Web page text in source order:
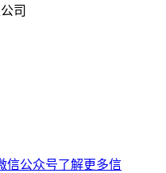
信公众号了解更多信